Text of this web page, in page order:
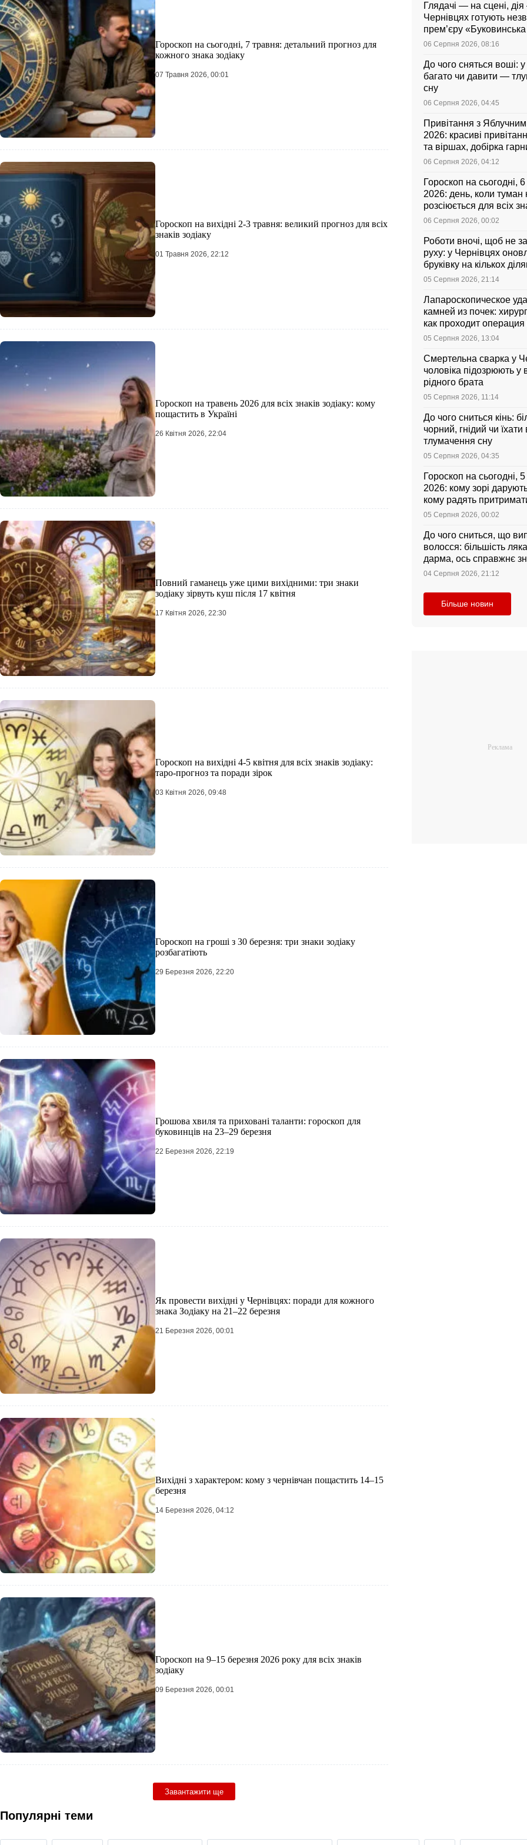
Гороскоп на сьогодні, 7 травня: детальний прогноз для
кожного знака зодіаку
07 Травня 2026, 00:01
Гороскоп на вихідні 2-3 травня: великий прогноз для всіх
знаків зодіаку
01 Травня 2026, 22:12
Гороскоп на травень 2026 для всіх знаків зодіаку: кому
пощастить в Україні
26 Квітня 2026, 22:04
Повний гаманець уже цими вихідними: три знаки
зодіаку зірвуть куш після 17 квітня
17 Квітня 2026, 22:30
Гороскоп на вихідні 4-5 квітня для всіх знаків зодіаку:
таро-прогноз та поради зірок
03 Квітня 2026, 09:48
Гороскоп на гроші з 30 березня: три знаки зодіаку
розбагатіють
29 Березня 2026, 22:20
Грошова хвиля та приховані таланти: гороскоп для
буковинців на 23–29 березня
22 Березня 2026, 22:19
Як провести вихідні у Чернівцях: поради для кожного
знака Зодіаку на 21–22 березня
21 Березня 2026, 00:01
Вихідні з характером: кому з чернівчан пощастить 14–15
березня
14 Березня 2026, 04:12
Гороскоп на 9–15 березня 2026 року для всіх знаків
зодіаку
09 Березня 2026, 00:01
Завантажити ще
Глядачі — на сцені,
Чернівцях готують
прем’єру
06 Серпня 2026, 08:16
До чого сняться воші: у
багато чи давити —
сну
06 Серпня 2026, 04:45
Привітання з
2026: красиві
та віршах, добірка
листівок українською
06 Серпня 2026, 04:12
Гороскоп на сьогодні,
2026: день, коли туман
розсіюється для всіх
06 Серпня 2026, 00:02
Роботи вночі, щоб не
руху: у Чернівцях
бруківку на кількох
05 Серпня 2026, 21:14
Лапароскопическое
камней из почек:
как проходит операция
она стоит
05 Серпня 2026, 13:04
Смертельна сварка у
чоловіка підозрюють у
рідного брата
05 Серпня 2026, 11:14
До чого сниться кінь:
чорний, гнідий чи
тлумачення сну
05 Серпня 2026, 04:35
Гороскоп на сьогодні,
2026: кому зорі
кому радять
05 Серпня 2026, 00:02
До чого сниться, що
волосся: більшість
дарма, ось справжнє
04 Серпня 2026, 21:12
Більше новин
Популярні теми